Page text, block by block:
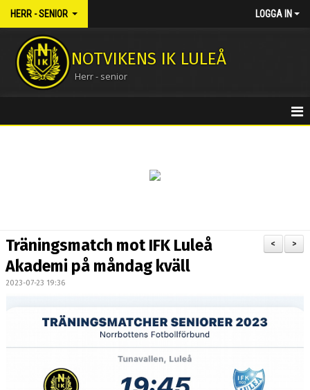
HERR - SENIOR LOGGA IN
NOTVIKENS IK LULEÅ
Herr - senior
TRUPPEN
BILDGALLERI
DOKUMENT
KONTAKT
SKYTTELIGOR
>
<
Träningsmatch mot IFK Luleå
Akademi på måndag kväll
2023-07-23 19:36